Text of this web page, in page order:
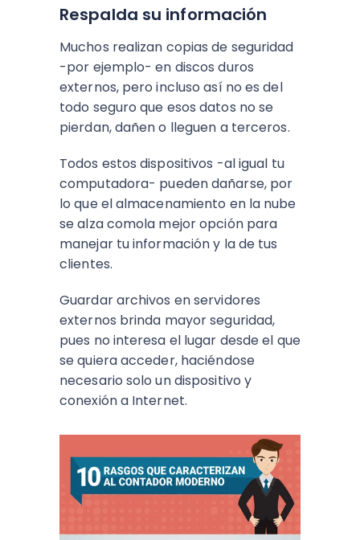
Respalda su información
Muchos realizan copias de seguridad
-por ejemplo- en discos duros
externos, pero incluso así no es del
todo seguro que esos datos no se
pierdan, dañen o lleguen a terceros.
Todos estos dispositivos -al igual tu
computadora- pueden dañarse, por
lo que el almacenamiento en la nube
se alza comola mejor opción para
manejar tu información y la de tus
clientes.
Guardar archivos en servidores
externos brinda mayor seguridad,
pues no interesa el lugar desde el que
se quiera acceder, haciéndose
necesario solo un dispositivo y
conexión a Internet.